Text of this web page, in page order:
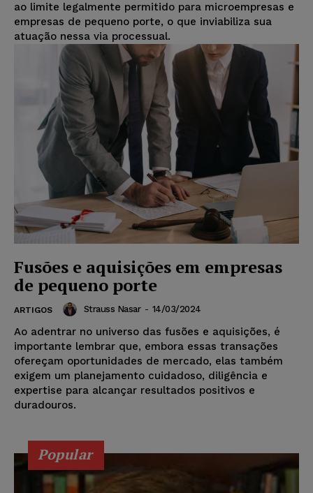
ao limite legalmente permitido para microempresas e
empresas de pequeno porte, o que inviabiliza sua
atuação nessa via processual.
Fusões e aquisições em empresas
de pequeno porte
ARTIGOS Strauss Nasar - 14/03/2024
Ao adentrar no universo das fusões e aquisições, é
importante lembrar que, embora essas transações
ofereçam oportunidades de mercado, elas também
exigem um planejamento cuidadoso, diligência e
expertise para alcançar resultados positivos e
duradouros.
Popular